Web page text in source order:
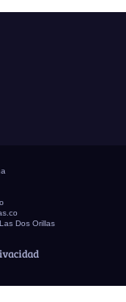
Dos Orillas